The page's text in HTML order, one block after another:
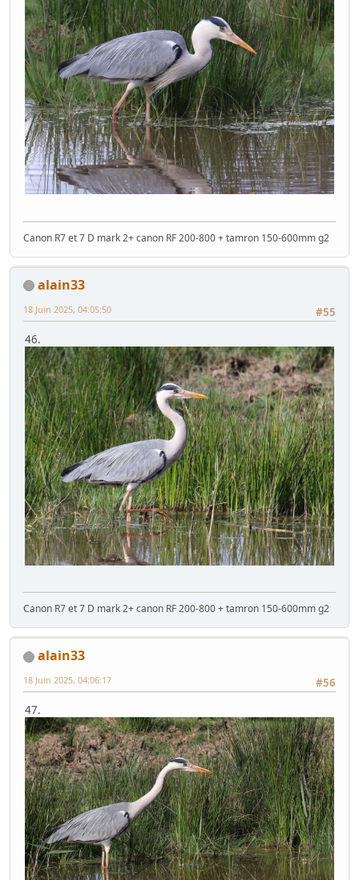
Canon R7 et 7 D mark 2+ canon RF 200-800 + tamron 150-600mm g2
alain33
#55
18 Juin 2025, 04:05:50
46.
Canon R7 et 7 D mark 2+ canon RF 200-800 + tamron 150-600mm g2
alain33
#56
18 Juin 2025, 04:06:17
47.